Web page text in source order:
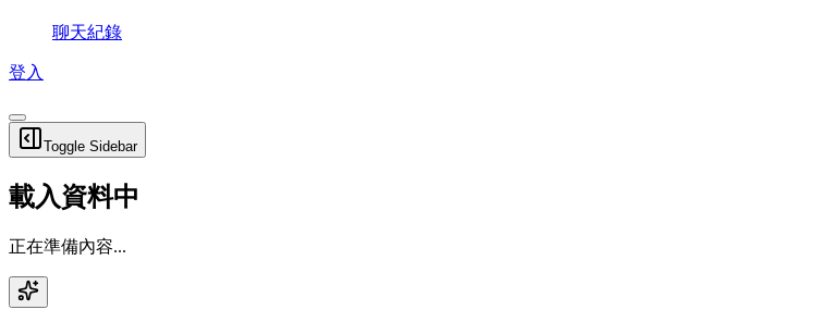
聊天紀錄
登入
Toggle Sidebar
載入資料中
正在準備內容...